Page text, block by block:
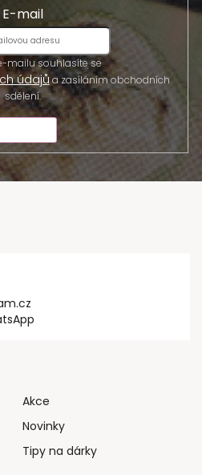
E-mail
mailu souhlasíte se
údajůa zasíláním obchodních
sdělení.
Akce
Novinky
Tipy na dárky